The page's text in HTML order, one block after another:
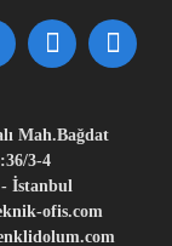
Mah.Bağdat
3-4
İstanbul
ofis.com